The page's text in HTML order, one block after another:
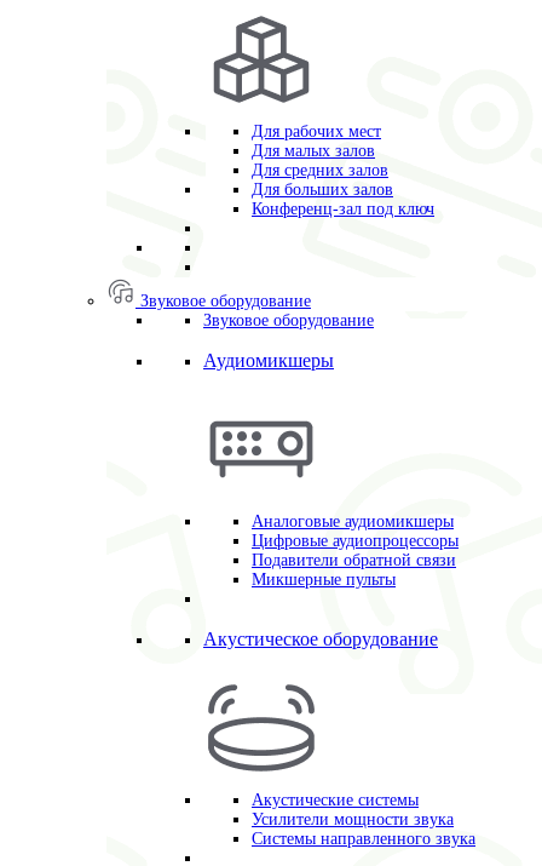
Для рабочих мест
Для малых залов
Для средних залов
Для больших залов
Конференц-зал под ключ
Звуковое оборудование
Звуковое оборудование
Аудиомикшеры
Аналоговые аудиомикшеры
Цифровые аудиопроцессоры
Подавители обратной связи
Микшерные пульты
Акустическое оборудование
Акустические системы
Усилители мощности звука
Системы направленного звука